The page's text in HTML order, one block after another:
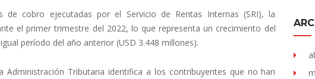
cobro ejecutadas por el Servicio de Rentas Internas (SRI), la
el primer trimestre del 2022, lo que representa un crecimiento del
período del año anterior (USD 3.448 millones).
Tributaria identifica a los contribuyentes que no han